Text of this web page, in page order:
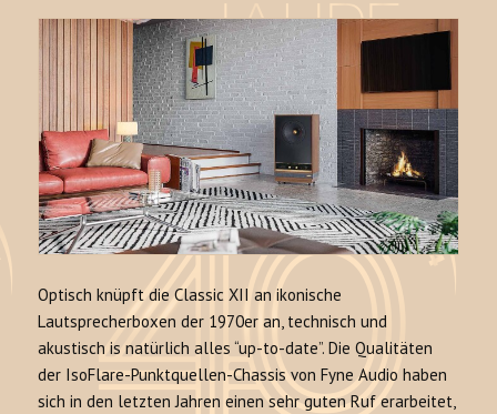
Optisch knüpft die Classic XII an ikonische
Lautsprecherboxen der 1970er an, technisch und
akustisch is natürlich alles “up-to-date”. Die Qualitäten
der IsoFlare-Punktquellen-Chassis von Fyne Audio haben
sich in den letzten Jahren einen sehr guten Ruf erarbeitet,